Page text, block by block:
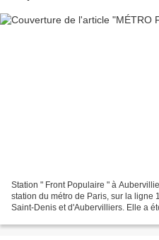
Station " Front Populaire " à
station du métro de Paris, sur la ligne
Saint-Denis et d'Aubervilliers. Elle a